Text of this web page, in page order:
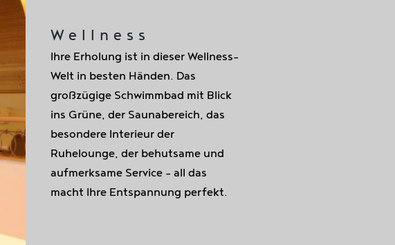
Wellness
Ihre Erholung ist in dieser Wellness-
Welt in besten Händen. Das
großzügige Schwimmbad mit Blick
ins Grüne, der Saunabereich, das
besondere Interieur der
Ruhelounge, der behutsame und
aufmerksame Service – all das
macht Ihre Entspannung perfekt.